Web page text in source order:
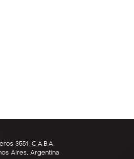
3551, C.A.B.A.
Aires, Argentina